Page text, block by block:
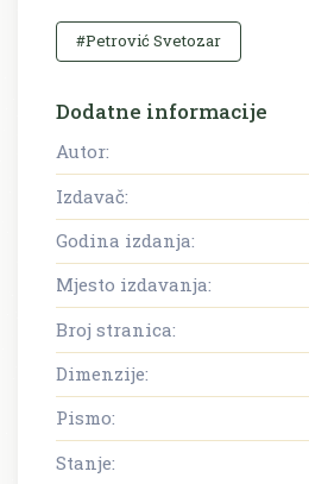
#Petrović Svetozar
Dodatne informacije
Autor:
Izdavač:
Godina izdanja:
Mjesto izdavanja:
Broj stranica:
Dimenzije:
Pismo:
Stanje: